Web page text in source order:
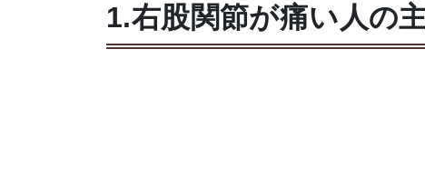
1.右股関節が痛い人の